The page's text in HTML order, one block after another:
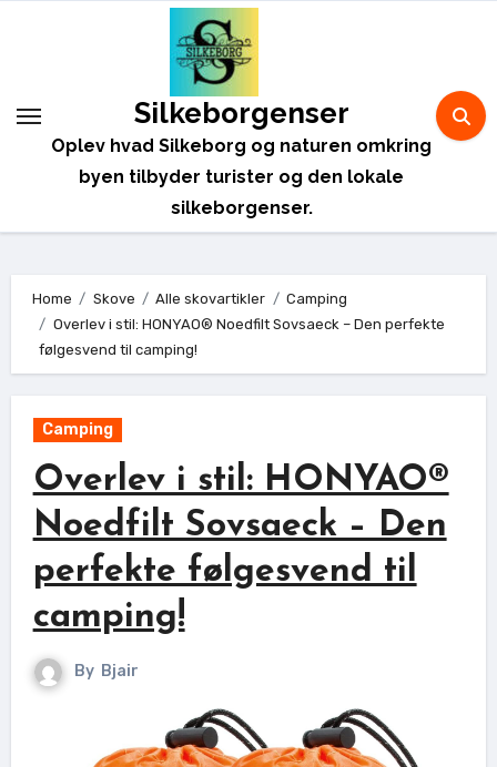
Silkeborgenser
Oplev hvad Silkeborg og naturen omkring
byen tilbyder turister og den lokale
silkeborgenser.
Home Skove Alle skovartikler
Camping
Overlev i stil: HONYAO® Noedfilt Sovsaeck – Den perfekte
følgesvend til camping!
Camping
Overlev i stil: HONYAO®
Noedfilt Sovsaeck – Den
perfekte følgesvend til
camping!
By Bjair